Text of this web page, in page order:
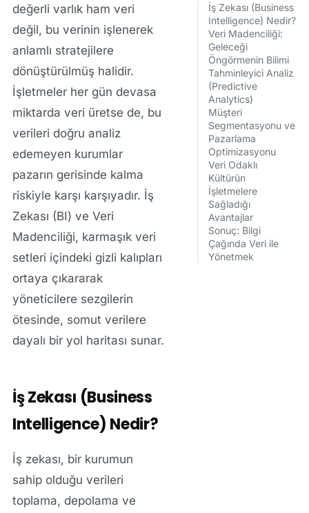
İş Zekası (Business
Intelligence) Nedir?
Veri Madenciliği:
Geleceği
Öngörmenin Bilimi
Tahminleyici Analiz
(Predictive
Analytics)
Müşteri
Segmentasyonu ve
Pazarlama
Optimizasyonu
Veri Odaklı
Kültürün
İşletmelere
Sağladığı
Avantajlar
Sonuç: Bilgi
Çağında Veri ile
Yönetmek
değerli varlık ham veri
değil, bu verinin işlenerek
anlamlı stratejilere
dönüştürülmüş halidir.
İşletmeler her gün devasa
miktarda veri üretse de, bu
verileri doğru analiz
edemeyen kurumlar
pazarın gerisinde kalma
riskiyle karşı karşıyadır. İş
Zekası (BI) ve Veri
Madenciliği, karmaşık veri
setleri içindeki gizli kalıpları
ortaya çıkararak
yöneticilere sezgilerin
ötesinde, somut verilere
dayalı bir yol haritası sunar.
İş Zekası (Business
Intelligence) Nedir?
İş zekası, bir kurumun
sahip olduğu verileri
toplama, depolama ve